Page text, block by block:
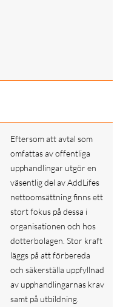
Eftersom att avtal som
omfattas av offentliga
upphandlingar utgör en
väsentlig del av AddLifes
nettoomsättning finns ett
stort fokus på dessa i
organisationen och hos
dotterbolagen. Stor kraft
läggs på att förbereda
och säkerställa uppfyllnad
av upphandlingarnas krav
samt på utbildning.